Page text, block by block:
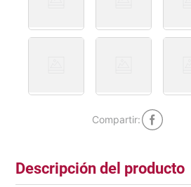
Descripción del producto